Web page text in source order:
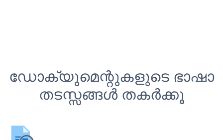
ഡോക്യുമെന്റുകളുടെ ഭാഷാ
തടസ്സങ്ങൾ തകർക്കൂ